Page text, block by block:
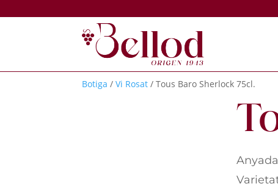
Botiga /Vi Rosat / Tous Baro Sherlock 75cl.